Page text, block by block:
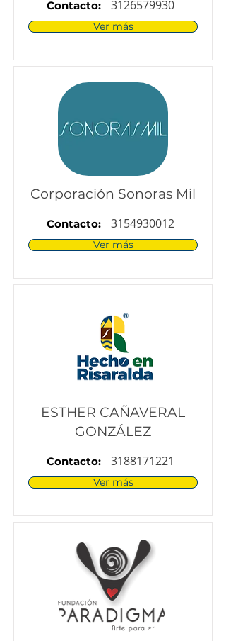
Contacto: 3126579930
Ver más
Corporación Sonoras Mil
Contacto: 3154930012
Ver más
ESTHER CAÑAVERAL
GONZÁLEZ
Contacto: 3188171221
Ver más